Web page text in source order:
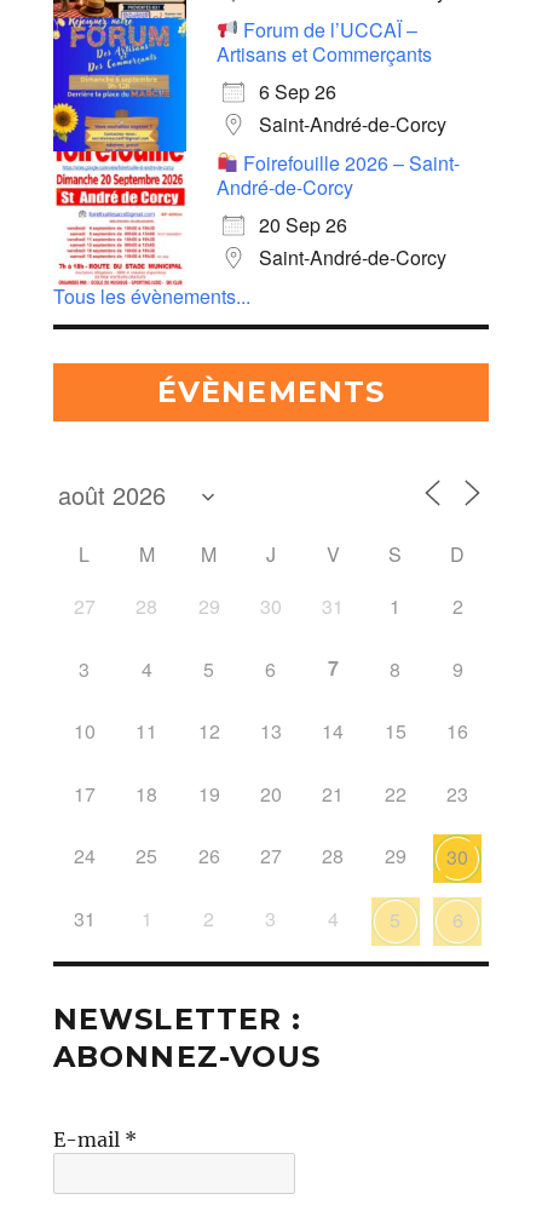
Forum de l’UCCAÏ –
Artisans et Commerçants
6 Sep 26
Saint-André-de-Corcy
Foirefouille 2026 – Saint-
André-de-Corcy
20 Sep 26
Saint-André-de-Corcy
Tous les évènements...
ÉVÈNEMENTS
L M M J V S
D
27
28 29 30 31 1 2
3 4 5 6 7 8 9
10 11 12 13 14 15 16
17 18 19 20 21 22 23
24 25 26 27 28 29 30
31 1 2 3 4 5 6
NEWSLETTER :
ABONNEZ-VOUS
E-mail *